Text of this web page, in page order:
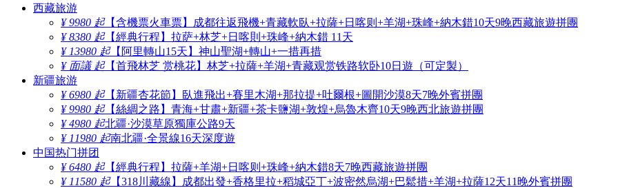
西藏旅游
¥ 9980 起【含機票火車票】成都往返飛機+青藏軟臥+拉薩+日喀则+羊湖+珠峰+納木錯10天9晚西藏旅遊拼團
¥ 8380 起【經典行程】拉萨+林芝+日喀則+珠峰+納木錯 11天
¥ 13980 起【阿里轉山15天】神山聖湖+轉山+一措再措
¥ 面議 起【首飛林芝 赏桃花】林芝+拉薩+羊湖+青藏观赏铁路软卧10日遊（可定製）
新疆旅游
¥ 6980 起【新疆杏花節】臥進飛出+賽里木湖+那拉提+吐爾根+圖開沙漠8天7晚外賓拼團
¥ 9980 起【絲綢之路】青海+甘肅+新疆+茶卡鹽湖+敦煌+烏魯木齊10天9晚西北旅遊拼團
¥ 4980 起北疆·沙漠草原獨庫公路9天
¥ 11980 起南北疆·全景線16天深度遊
中国热门拼团
¥ 6480 起【經典行程】拉薩+羊湖+日喀则+珠峰+納木錯8天7晚西藏旅遊拼團
¥ 11580 起【318川藏線】成都出發+香格里拉+稻城亞丁+波密然烏湖+巴鬆措+羊湖+拉薩12天11晚外賓拼團